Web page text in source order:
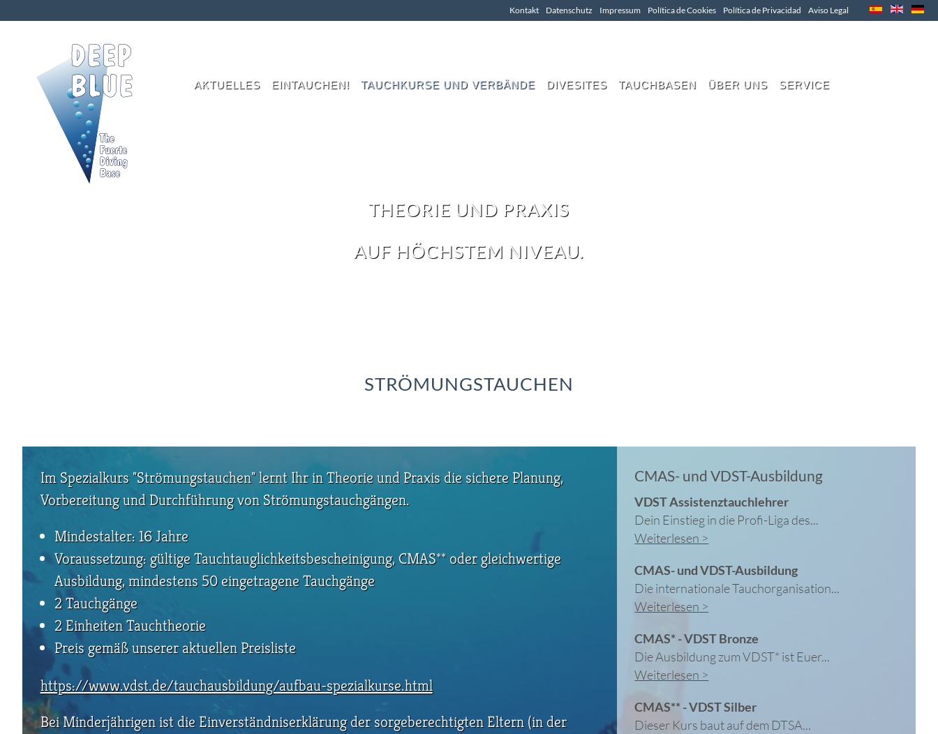
Kontakt Datenschutz Impressum Política de Cookies Política de Privacidad Aviso Legal
AKTUELLES EINTAUCHEN! TAUCHKURSE UND VERBÄNDE DIVESITES TAUCHBASEN ÜBER UNS SERVICE
THEORIE UND PRAXIS
AUF HÖCHSTEM NIVEAU.
STRÖMUNGSTAUCHEN
CMAS- und VDST-Ausbildung
VDST Assistenztauchlehrer
Dein Einstieg in die Profi-Liga des...
Weiterlesen >
CMAS- und VDST-Ausbildung
Die internationale Tauchorganisation...
Weiterlesen >
CMAS* - VDST Bronze
Die Ausbildung zum VDST* ist Euer...
Weiterlesen >
CMAS** - VDST Silber
Dieser Kurs baut auf dem DTSA...
Im Spezialkurs "Strömungstauchen" lernt Ihr in Theorie und Praxis die sichere Planung,
Vorbereitung und Durchführung von Strömungstauchgängen.
Mindestalter: 16 Jahre
Voraussetzung: gültige Tauchtauglichkeitsbescheinigung, CMAS** oder gleichwertige
Ausbildung, mindestens 50 eingetragene Tauchgänge
2 Tauchgänge
2 Einheiten Tauchtheorie
Preis gemäß unserer aktuellen Preisliste
https://www.vdst.de/tauchausbildung/aufbau-spezialkurse.html
Bei Minderjährigen ist die Einverständniserklärung der sorgeberechtigten Eltern (in der